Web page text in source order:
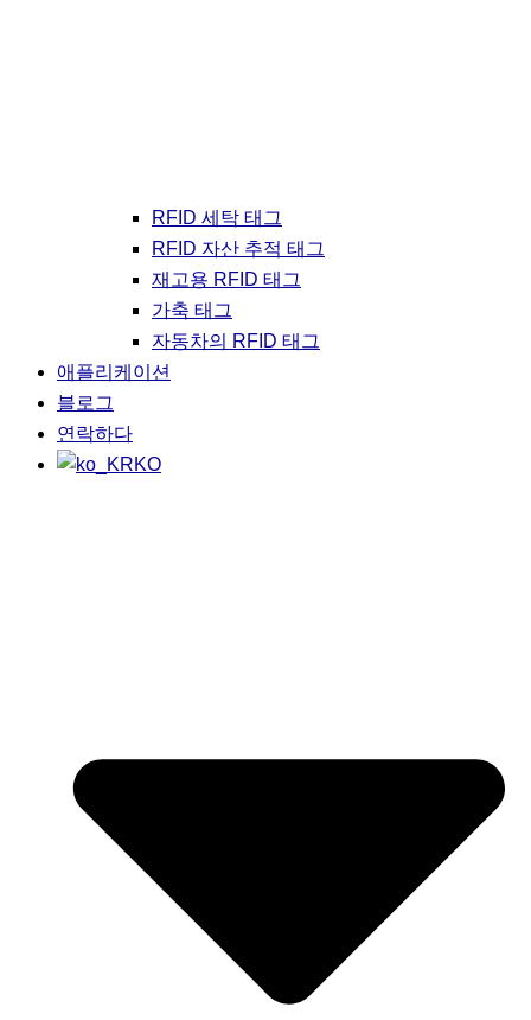
RFID 세탁 태그
RFID 자산 추적 태그
재고용 RFID 태그
가축 태그
자동차의 RFID 태그
애플리케이션
블로그
연락하다
KO